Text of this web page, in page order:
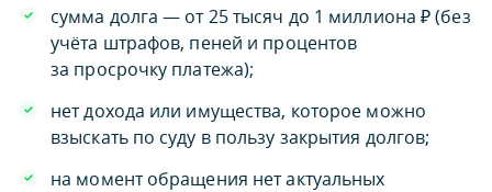
сумма долга — от 25 тысяч до 1 миллиона ₽ (без
учёта штрафов, пеней и процентов
за просрочку платежа);
нет дохода или имущества, которое можно
взыскать по суду в пользу закрытия долгов;
на момент обращения нет актуальных